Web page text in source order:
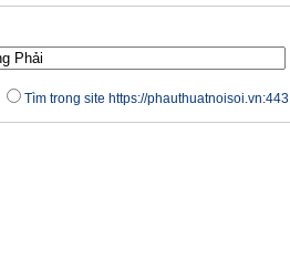
Tìm trong site https://phauthuatnoisoi.vn:443